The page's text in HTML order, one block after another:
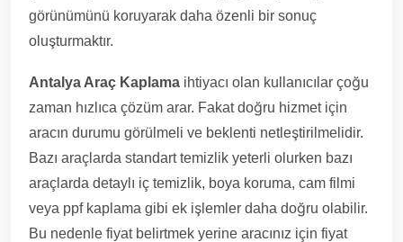
görünümünü koruyarak daha özenli bir sonuç
oluşturmaktır.
Antalya Araç Kaplama ihtiyacı olan kullanıcılar çoğu
zaman hızlıca çözüm arar. Fakat doğru hizmet için
aracın durumu görülmeli ve beklenti netleştirilmelidir.
Bazı araçlarda standart temizlik yeterli olurken bazı
araçlarda detaylı iç temizlik, boya koruma, cam filmi
veya ppf kaplama gibi ek işlemler daha doğru olabilir.
Bu nedenle fiyat belirtmek yerine aracınız için fiyat